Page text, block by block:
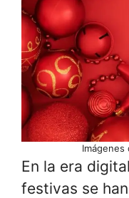
Imágenes
En la era
festivas se